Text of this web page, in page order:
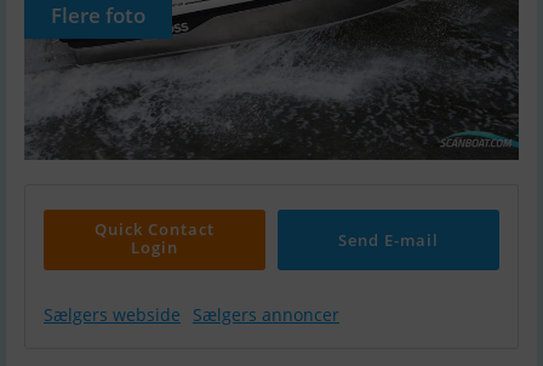
Flere foto
Quick Contact
Login
Send E-mail
Sælgers webside Sælgers annoncer